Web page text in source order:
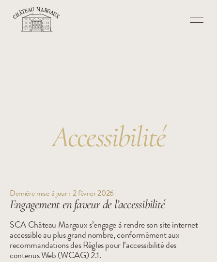
Accessibilité
Dernière mise à jour : 2 février 2026
Engagement en faveur de l’accessibilité
SCA Château Margaux s’engage à rendre son site internet
accessible au plus grand nombre, conformément aux
recommandations des Règles pour l’accessibilité des
contenus Web (WCAG) 2.1.